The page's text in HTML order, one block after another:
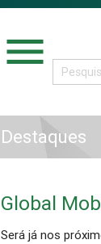
menu
Destaques
Global
Será já nos